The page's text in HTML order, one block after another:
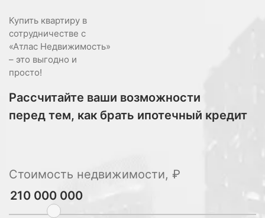
Купить квартиру в
сотрудничестве с
«Атлас Недвижимость»
– это выгодно и
просто!
Рассчитайте ваши возможности
перед тем, как брать ипотечный кредит
Стоимость недвижимости, ₽